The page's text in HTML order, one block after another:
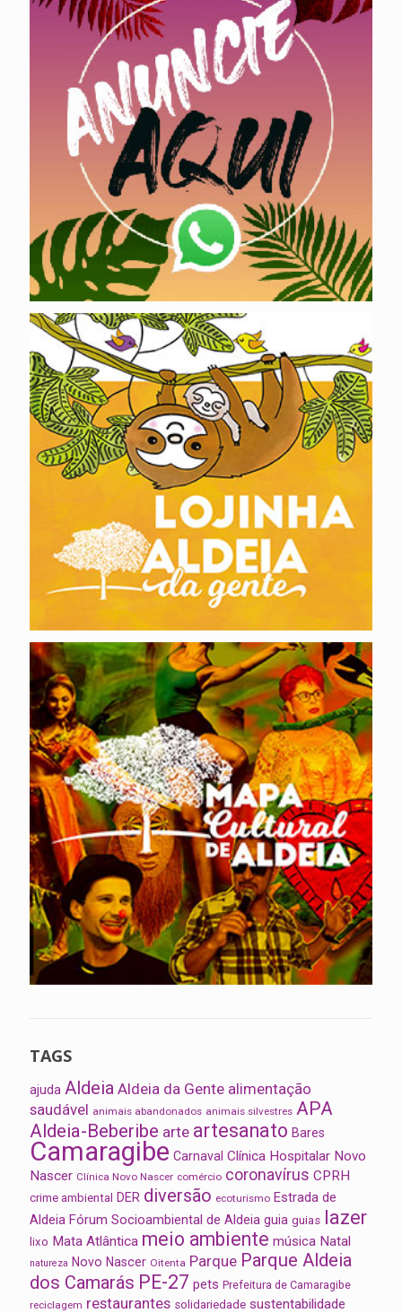
TAGS
ajuda Aldeia Aldeia da Gente alimentação
saudável animais abandonados animais silvestres APA
Aldeia-Beberibe arte artesanato Bares
Camaragibe Carnaval Clínica Hospitalar Novo
Nascer Clínica Novo Nascer comércio coronavírus CPRH
crime ambiental DER diversão ecoturismo Estrada de
Aldeia Fórum Socioambiental de Aldeia guia guias lazer
lixo Mata Atlântica meio ambiente música Natal
natureza Novo Nascer Oitenta Parque Parque Aldeia
dos Camarás PE-27 pets Prefeitura de Camaragibe
reciclagem restaurantes solidariedade sustentabilidade